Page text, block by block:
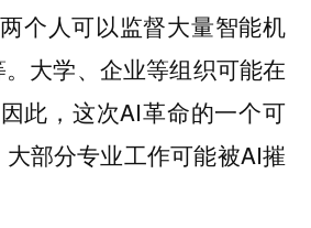
个人可以监督大量智能机
大学、企业等组织可能在
此，这次AI革命的一个可
部分专业工作可能被AI摧